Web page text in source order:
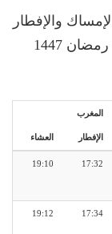
والإفطار
في Yakima، الولايات المتحدة الأمريكية - رمضان 1447
المغرب
الإفطار العشاء
17:32
19:10
17:34
19:12